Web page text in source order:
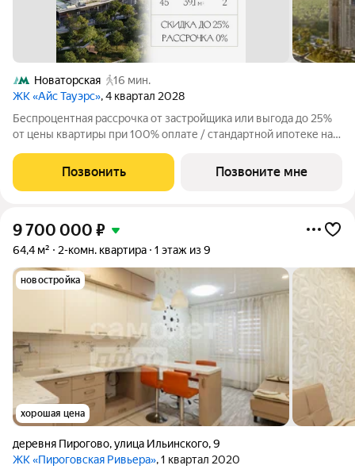
Новаторская
16 мин.
ЖК «Айс Тауэрс», 4 квартал 2028
Беспроцентная рассрочка от застройщика или выгода до 25%
от цены квартиры при 100% оплате / стандартной ипотеке на
на 45 этаже, 39.1 кв.м, в премиальном жилом комплексе «Айс
Тауэрс» (ЗАО
Позвонить Позвоните мне
9 700 000 ₽
64,4 м² 2-комн. квартира 1 этаж из 9
новостройка
хорошая цена
деревня Пирогово,улица Ильинского,9
ЖК «Пироговская Ривьера», 1 квартал 2020